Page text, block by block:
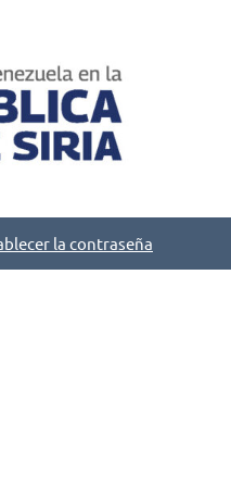
la contraseña